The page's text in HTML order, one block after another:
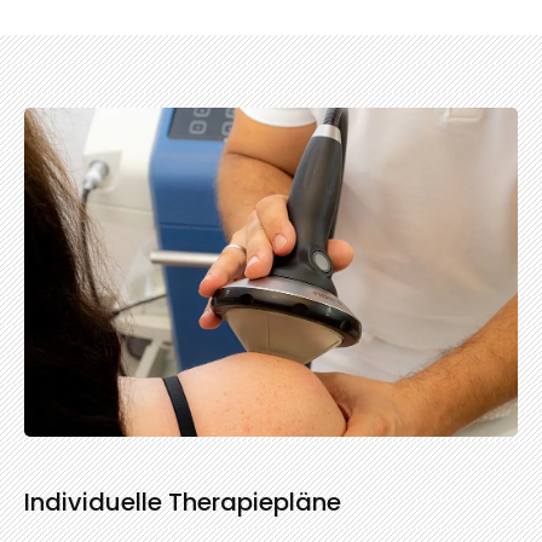
Individuelle Therapiepläne